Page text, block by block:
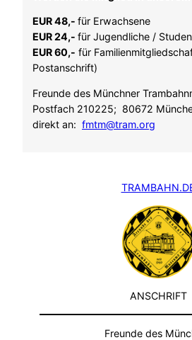
EUR 48,- für Erwachsene
EUR 24,- für Jugendliche /
EUR 60,- für
Postanschrift)
Freunde des Münchner
Postfach 210225; 80672
direkt an: fmtm@tram.org
ANSCHRIFT
Freunde des